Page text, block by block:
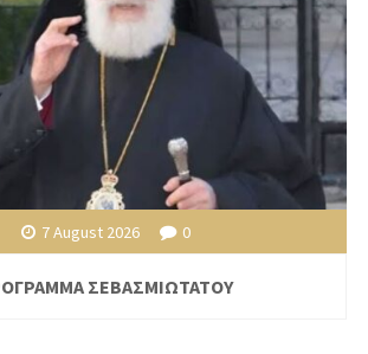
7 August 2026 0
ΣΕΒΑΣΜΙΩΤΑΤΟΥ